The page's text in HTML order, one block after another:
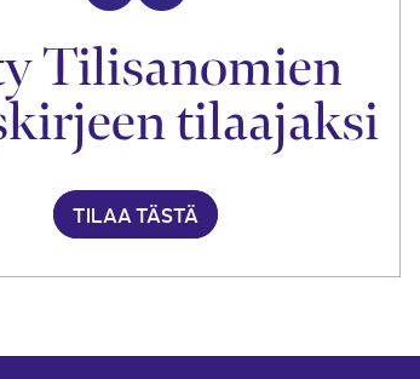
Tilisanomien
tilaajaksi
TILAA TÄSTÄ